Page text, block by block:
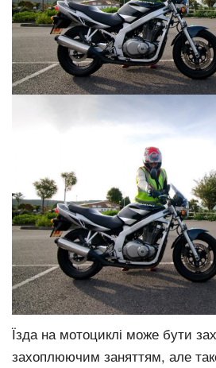
Їзда на мотоциклі може бути
захоплюючим заняттям, але